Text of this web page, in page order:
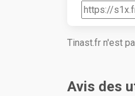
Tinast.fr n'est
Avis des